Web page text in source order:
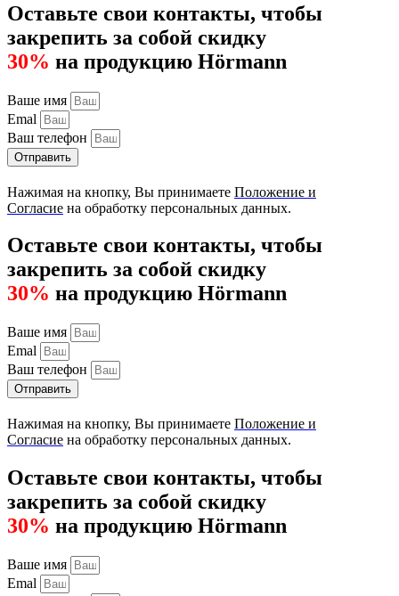
Оставьте свои контакты, чтобы
закрепить за собой скидку
30% на продукцию Hörmann
Ваше имя
Emal
Ваш телефон
Отправить
Нажимая на кнопку, Вы принимаете Положение и
Согласие на обработку персональных данных.
Оставьте свои контакты, чтобы
закрепить за собой скидку
30% на продукцию Hörmann
Ваше имя
Emal
Ваш телефон
Отправить
Нажимая на кнопку, Вы принимаете Положение и
Согласие на обработку персональных данных.
Оставьте свои контакты, чтобы
закрепить за собой скидку
30% на продукцию Hörmann
Ваше имя
Emal